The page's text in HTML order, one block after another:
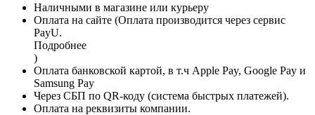
Наличными в магазине или курьеру
Оплата на сайте (Оплата производится через сервис
PayU.
Подробнее
)
Оплата банковской картой, в т.ч Apple Pay, Google Pay и
Samsung Pay
Через СБП по QR-коду (система быстрых платежей).
Оплата на реквизиты компании.